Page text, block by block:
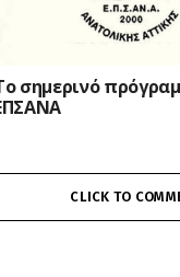
σημερινό
CLICK TO